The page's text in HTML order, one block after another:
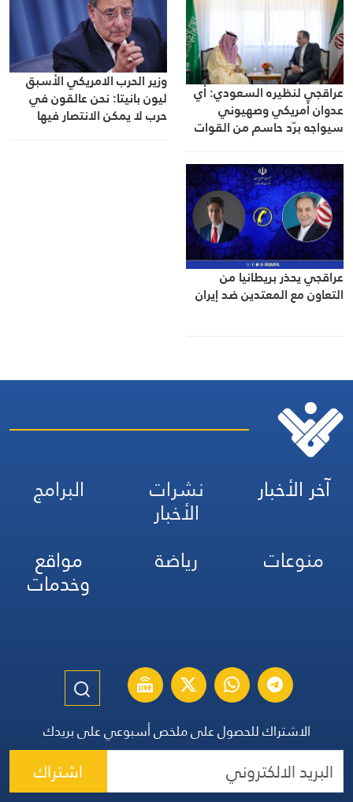
عراقجي لنظيره السعودي: أي
عدوان أمريكي وصهيوني
سيواجه برّد حاسم من القوات
وزير الحرب الامريكي الأسبق
ليون بانيتا: نحن عالقون في
حرب لا يمكن الانتصار فيها
عراقجي يحذر بريطانيا من
التعاون مع المعتدين ضد إيران
آخر الأخبار نشرات
الأخبار
البرامج
منوعات
رياضة مواقع
وخدمات
الاشتراك للحصول على ملخص أسبوعي على بريدك
اشتراك